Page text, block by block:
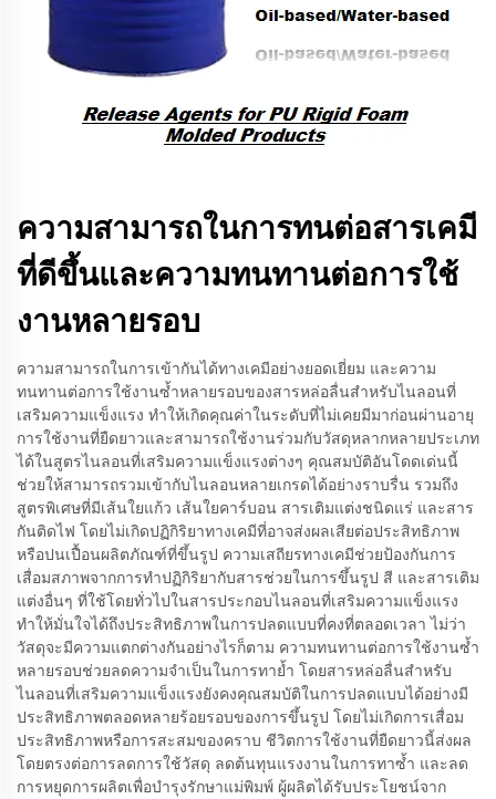
ความสามารถในการทนต่อสารเคมี
ที่ดีขึ้นและความทนทานต่อการใช้
งานหลายรอบ
ความสามารถในการเข้ากันได้ทางเคมีอย่างยอดเยี่ยม และความ
ทนทานต่อการใช้งานซ้ำหลายรอบของสารหล่อลื่นสำหรับไนลอนที่
เสริมความแข็งแรง ทำให้เกิดคุณค่าในระดับที่ไม่เคยมีมาก่อนผ่านอายุ
การใช้งานที่ยืดยาวและสามารถใช้งานร่วมกับวัสดุหลากหลายประเภท
ได้ในสูตรไนลอนที่เสริมความแข็งแรงต่างๆ คุณสมบัติอันโดดเด่นนี้
ช่วยให้สามารถรวมเข้ากับไนลอนหลายเกรดได้อย่างราบรื่น รวมถึง
สูตรพิเศษที่มีเส้นใยแก้ว เส้นใยคาร์บอน สารเติมแต่งชนิดแร่ และสาร
กันติดไฟ โดยไม่เกิดปฏิกิริยาทางเคมีที่อาจส่งผลเสียต่อประสิทธิภาพ
หรือปนเปื้อนผลิตภัณฑ์ที่ขึ้นรูป ความเสถียรทางเคมีช่วยป้องกันการ
เสื่อมสภาพจากการทำปฏิกิริยากับสารช่วยในการขึ้นรูป สี และสารเติม
แต่งอื่นๆ ที่ใช้โดยทั่วไปในสารประกอบไนลอนที่เสริมความแข็งแรง
ทำให้มั่นใจได้ถึงประสิทธิภาพในการปลดแบบที่คงที่ตลอดเวลา ไม่ว่า
วัสดุจะมีความแตกต่างกันอย่างไรก็ตาม ความทนทานต่อการใช้งานซ้ำ
หลายรอบช่วยลดความจำเป็นในการทาย้ำ โดยสารหล่อลื่นสำหรับ
ไนลอนที่เสริมความแข็งแรงยังคงคุณสมบัติในการปลดแบบได้อย่างมี
ประสิทธิภาพตลอดหลายร้อยรอบของการขึ้นรูป โดยไม่เกิดการเสื่อม
ประสิทธิภาพหรือการสะสมของคราบ ชีวิตการใช้งานที่ยืดยาวนี้ส่งผล
โดยตรงต่อการลดการใช้วัสดุ ลดต้นทุนแรงงานในการทาซ้ำ และลด
การหยุดการผลิตเพื่อบำรุงรักษาแม่พิมพ์ ผู้ผลิตได้รับประโยชน์จาก